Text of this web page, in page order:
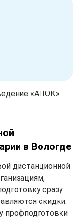
«АПОК»
в Вологде
дистанционной
сразу
скидки.
профподготовки